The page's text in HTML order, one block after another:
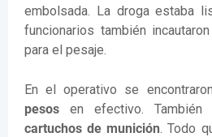
embolsada. La droga estaba
funcionarios también
para el pesaje.
En el operativo se
pesos en efectivo. También
cartuchos de munición. Todo